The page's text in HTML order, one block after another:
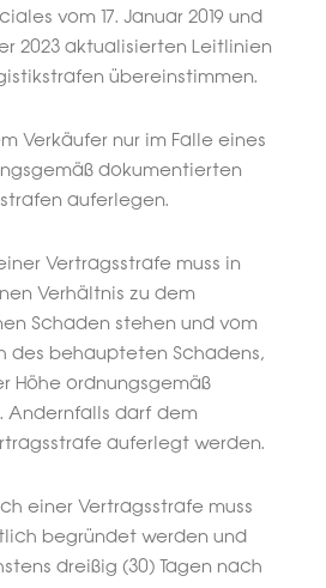
vom 17. Januar 2019 und
2023 aktualisierten Leitlinien
übereinstimmen.
Verkäufer nur im Falle eines
dokumentierten
auferlegen.
Vertragsstrafe muss in
Verhältnis zu dem
Schaden stehen und vom
des behaupteten Schadens,
Höhe ordnungsgemäß
Andernfalls darf dem
auferlegt werden.
einer Vertragsstrafe muss
begründet werden und
dreißig (30) Tagen nach